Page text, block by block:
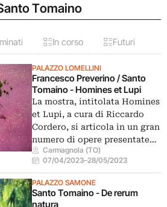
Tomaino
In corso Futuri
PALAZZO LOMELLINI
Francesco Preverino / Santo
Tomaino - Homines et Lupi
La mostra, intitolata Homines
et Lupi, a cura di Riccardo
Cordero, si articola in un gran
numero di opere presentate…
Carmagnola (TO)
07/04/2023–28/05/2023
PALAZZO SAMONE
Santo Tomaino - De rerum
natura